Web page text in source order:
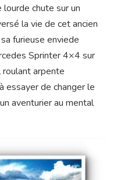
chute sur un
la vie de cet ancien
furieuse enviede
Sprinter 4×4 sur
arpente
essayer de changer le
aventurier au mental